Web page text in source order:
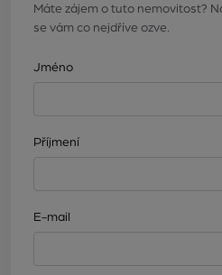
Máte zájem o tuto nemovitost?
se vám co nejdříve ozve.
Jméno
Příjmení
E-mail